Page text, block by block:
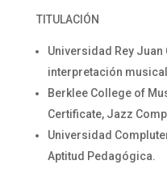
TITULACIÓN
Universidad Rey
interpretación
Berklee College of
Certificate, Jazz
Universidad
Aptitud Pedagógica.